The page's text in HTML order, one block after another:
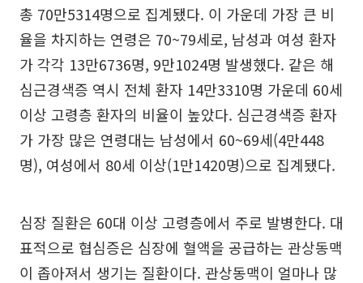
총 70만5314명으로 집계됐다. 이 가운데 가장 큰 비
율을 차지하는 연령은 70~79세로, 남성과 여성 환자
가 각각 13만6736명, 9만1024명 발생했다. 같은 해
심근경색증 역시 전체 환자 14만3310명 가운데 60세
이상 고령층 환자의 비율이 높았다. 심근경색증 환자
가 가장 많은 연령대는 남성에서 60~69세(4만448
명), 여성에서 80세 이상(1만1420명)으로 집계됐다.
심장 질환은 60대 이상 고령층에서 주로 발병한다. 대
표적으로 협심증은 심장에 혈액을 공급하는 관상동맥
이 좁아져서 생기는 질환이다. 관상동맥이 얼마나 많